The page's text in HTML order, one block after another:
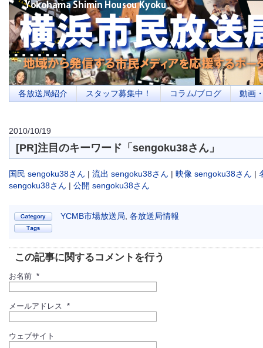
横浜の地域メディア、地域・市民・放送局・メディアを応援するポータルサ
を目指します
各放送局紹介 スタッフ募集中！ コラム/ブログ 動画
2010/10/19
[PR]注目のキーワード「sengoku38さん」
国民 sengoku38さん | 流出 sengoku38さん | 映像 sengoku38さん |
sengoku38さん | 公開 sengoku38さん
YCMB市場放送局 各放送局情報
この記事に関するコメントを行う
お名前 *
メールアドレス *
ウェブサイト